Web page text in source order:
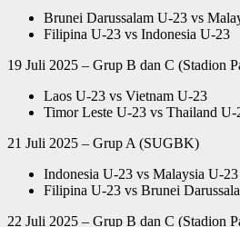
Brunei Darussalam U-23 vs
Filipina U-23 vs Indonesia U-23
19 Juli 2025 – Grup B dan C (Stadion
Laos U-23 vs Vietnam U-23
Timor Leste U-23 vs Thailand U-
21 Juli 2025 – Grup A (SUGBK)
Indonesia U-23 vs Malaysia U-23
Filipina U-23 vs Brunei
22 Juli 2025 – Grup B dan C (Stadion